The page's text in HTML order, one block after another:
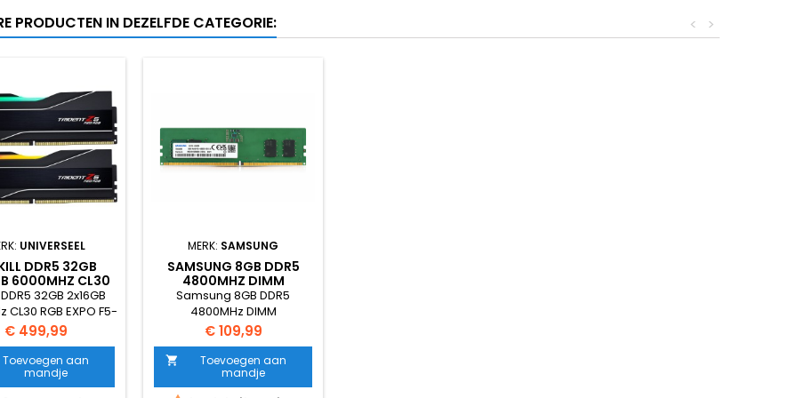
PRODUCTEN IN DEZELFDE CATEGORIE: >
<
UNIVERSEEL
DDR5 32GB
6000MHZ CL30
EXPO F5-
TZ5NR
32GB 2x16GB
CL30 RGB EXPO F5-
TZ5NR
en snel DDR5
van G.Skill,
voor high-end
pc’s en moderne
Prijs
€ 499,99
Toevoegen aan
mandje
MERK: SAMSUNG
SAMSUNG 8GB DDR5
4800MHZ DIMM
M323R1GB4BB0-CQKOL
Samsung 8GB DDR5
4800MHz DIMM
M323R1GB4BB0-CQKOL
Betrouwbaar en modern
DDR5 werkgeheugen voor
desktops en zakelijke
systemen. Ideaal voor
Prijs
€ 109,99

Toevoegen aan
mandje